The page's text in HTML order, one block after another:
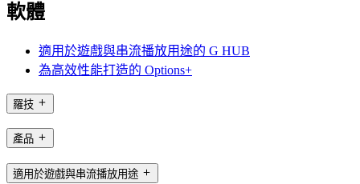
軟體
適用於遊戲與串流播放用途的 G HUB
為高效性能打造的 Options+
羅技
產品
適用於遊戲與串流播放用途